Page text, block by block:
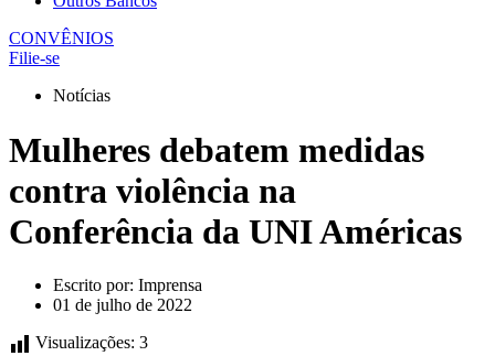
CONVÊNIOS
Filie-se
Notícias
Mulheres debatem medidas
contra violência na
Conferência da UNI Américas
Escrito por: Imprensa
01 de julho de 2022
Visualizações: 3